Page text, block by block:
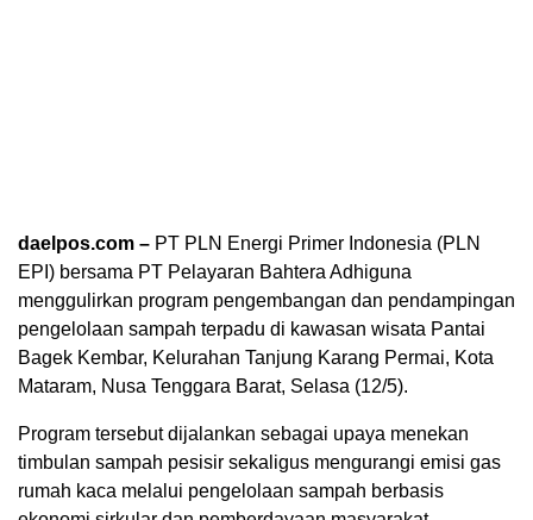
daelpos.com – PT PLN Energi Primer Indonesia (PLN
EPI) bersama PT Pelayaran Bahtera Adhiguna
menggulirkan program pengembangan dan pendampingan
pengelolaan sampah terpadu di kawasan wisata Pantai
Bagek Kembar, Kelurahan Tanjung Karang Permai, Kota
Mataram, Nusa Tenggara Barat, Selasa (12/5).
Program tersebut dijalankan sebagai upaya menekan
timbulan sampah pesisir sekaligus mengurangi emisi gas
rumah kaca melalui pengelolaan sampah berbasis